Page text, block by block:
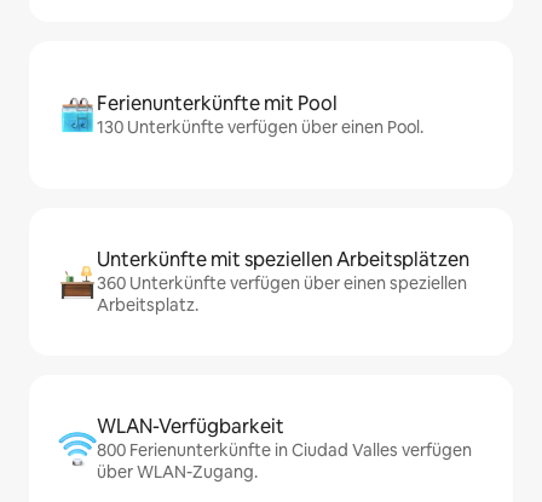
Ferienunterkünfte mit Pool
130 Unterkünfte verfügen über einen Pool.
Unterkünfte mit speziellen Arbeitsplätzen
360 Unterkünfte verfügen über einen speziellen
Arbeitsplatz.
WLAN-Verfügbarkeit
800 Ferienunterkünfte in Ciudad Valles verfügen
über WLAN-Zugang.